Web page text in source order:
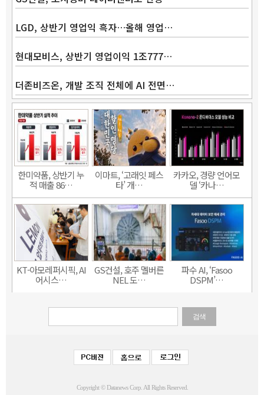
LGD, 상반기 영업익 흑자…올해 영업…
현대모비스, 상반기 영업이익 1조777…
더존비즈온, 개발 조직 전체에 AI 전면…
한미약품, 상반기 누
적 매출 86…
이마트, ‘고래잇 페스
타’ 개…
카카오, 경량 언어모
델 ‘카나…
KT-아모레퍼시픽, AI
어시스…
GS건설, 호주 멜버른
NEL 도…
파수 AI, ‘Fasoo
DSPM’…
검색
Copyright © Datanews Corp. All Rights Reserved.